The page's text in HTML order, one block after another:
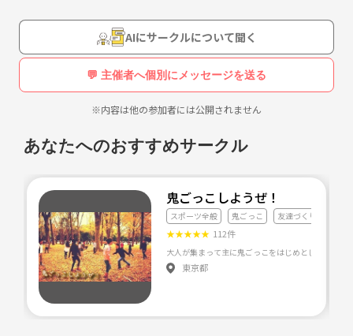
走りたい方はご連絡ください
【サークル設立の想い】
一人で続かないランニング
でも仲間がいれば楽しく走れる！
舞浜という綺麗な場所なら
夢の国を見ながら、花火を見ながら
約40人集まりました(o^^o)
是非是非ご参加お待ちしております！
AIにサークルについて聞く
💬 主催者へ個別にメッセージを送る
※内容は他の参加者には公開されません
あなたへのおすすめサークル
鬼ごっこしようぜ！
スポーツ全般 鬼ごっこ 友達づくり
★★★★★ 112件
東京都